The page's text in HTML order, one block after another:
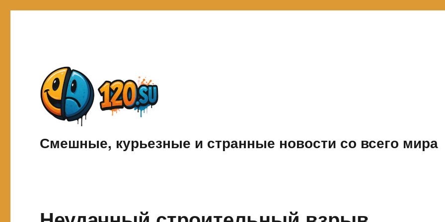
Смешные, курьезные и странные новости со всего мира